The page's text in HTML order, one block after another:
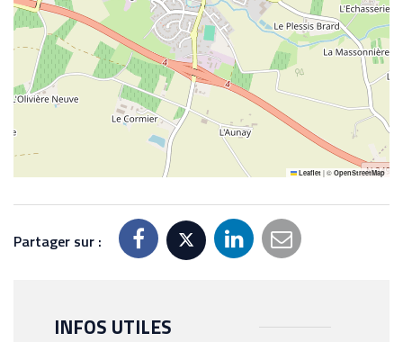
Leaflet |© OpenStreetMap
Partager sur :
INFOS UTILES